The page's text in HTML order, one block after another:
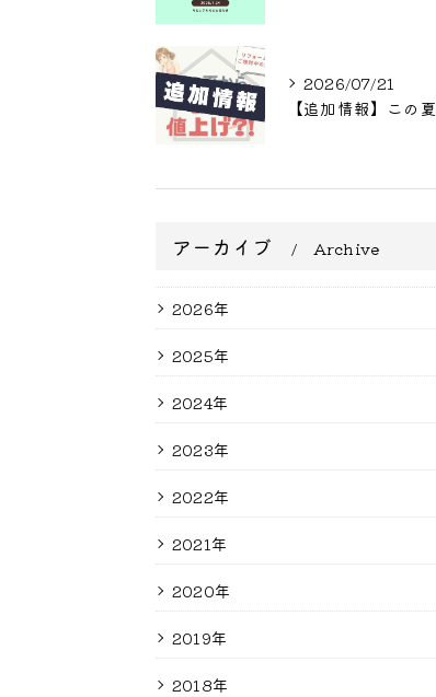
2026/07/21
アーカイブ Archive
2026年
2025年
2024年
2023年
2022年
2021年
2020年
2019年
2018年